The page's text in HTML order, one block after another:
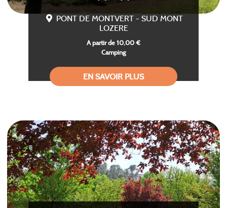
PONT DE MONTVERT - SUD MONT
LOZERE
A partir de 10,00 €
Camping
EN SAVOIR PLUS